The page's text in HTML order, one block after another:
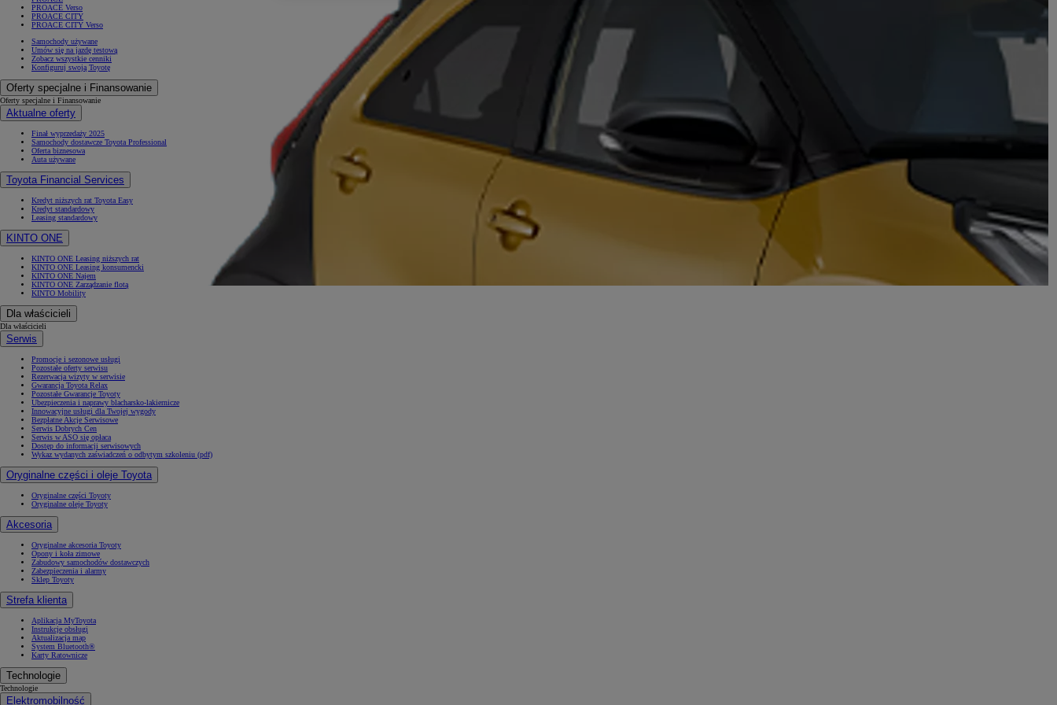
PROACE Verso
PROACE CITY
PROACE CITY Verso
Samochody używane
Umów się na jazdę testową
Zobacz wszystkie cenniki
Konfiguruj swoją Toyotę
Oferty specjalne i Finansowanie
Oferty specjalne i Finansowanie
Aktualne oferty
Finał wyprzedaży 2025
Samochody dostawcze Toyota Professional
Oferta biznesowa
Auta używane
Toyota Financial Services
Kredyt niższych rat Toyota Easy
Kredyt standardowy
Leasing standardowy
KINTO ONE
KINTO ONE Leasing niższych rat
KINTO ONE Leasing konsumencki
KINTO ONE Najem
KINTO ONE Zarządzanie flotą
KINTO Mobility
Dla właścicieli
Dla właścicieli
Serwis
Promocje i sezonowe usługi
Pozostałe oferty serwisu
Rezerwacja wizyty w serwisie
Gwarancja Toyota Relax
Pozostałe Gwarancje Toyoty
Ubezpieczenia i naprawy blacharsko-lakiernicze
Innowacyjne usługi dla Twojej wygody
Bezpłatne Akcje Serwisowe
Serwis Dobrych Cen
Serwis w ASO się opłaca
Dostęp do informacji serwisowych
Wykaz wydanych zaświadczeń o odbytym szkoleniu (pdf)
Oryginalne części i oleje Toyota
Oryginalne części Toyoty
Oryginalne oleje Toyoty
Akcesoria
Oryginalne akcesoria Toyoty
Opony i koła zimowe
Zabudowy samochodów dostawczych
Zabezpieczenia i alarmy
Sklep Toyoty
Strefa klienta
Aplikacja MyToyota
Instrukcje obsługi
Aktualizacja map
System Bluetooth®
Karty Ratownicze
Technologie
Technologie
Elektromobilność